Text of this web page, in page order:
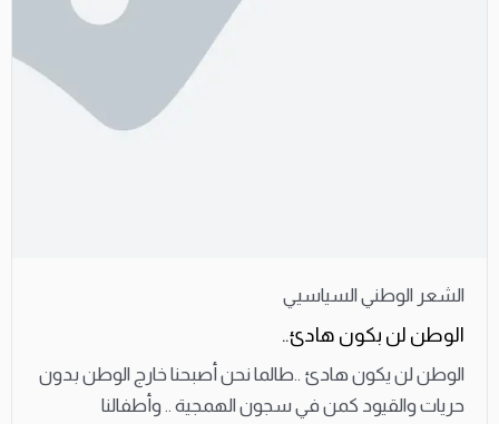
الشعر الوطني السياسيي
الوطن لن بكون هادئ..
الوطن لن يكون هادئ ..طالما نحن أصبحنا خارج الوطن بدون
حريات والقيود كمن في سجون الهمجية .. وأطفالنا